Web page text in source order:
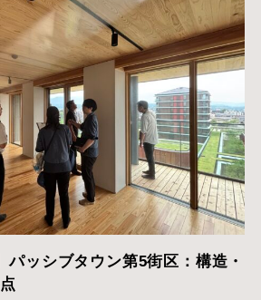
パッシブタウン第5街区：構造・